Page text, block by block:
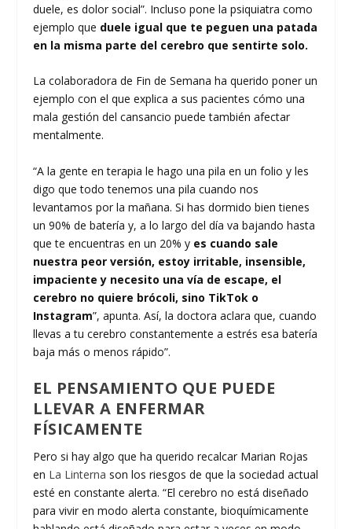
duele, es dolor social”. Incluso pone la psiquiatra como
ejemplo que duele igual que te peguen una patada
en la misma parte del cerebro que sentirte solo.
La colaboradora de Fin de Semana ha querido poner un
ejemplo con el que explica a sus pacientes cómo una
mala gestión del cansancio puede también afectar
mentalmente.
“A la gente en terapia le hago una pila en un folio y les
digo que todo tenemos una pila cuando nos
levantamos por la mañana. Si has dormido bien tienes
un 90% de batería y, a lo largo del día va bajando hasta
que te encuentras en un 20% y es cuando sale
nuestra peor versión, estoy irritable, insensible,
impaciente y necesito una vía de escape, el
cerebro no quiere brócoli, sino TikTok o
Instagram”, apunta. Así, la doctora aclara que, cuando
llevas a tu cerebro constantemente a estrés esa batería
baja más o menos rápido”.
EL PENSAMIENTO QUE PUEDE
LLEVAR A ENFERMAR
FÍSICAMENTE
Pero si hay algo que ha querido recalcar Marian Rojas
en La Linterna son los riesgos de que la sociedad actual
esté en constante alerta. “El cerebro no está diseñado
para vivir en modo alerta constante, bioquímicamente